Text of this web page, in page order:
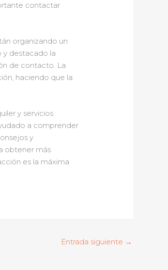
contactar
organizando un
y destacado la
de contacto. La
haciendo que la
y servicios
a comprender
y
obtener más
es la máxima
Entrada siguiente →